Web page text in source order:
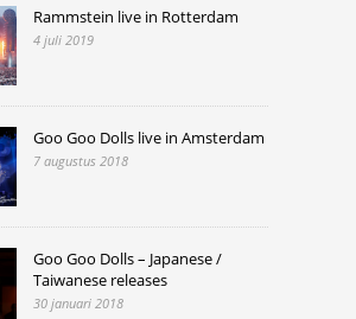
Rammstein live in Rotterdam
4 juli 2019
Goo Goo Dolls live in Amsterdam
7 augustus 2018
Goo Goo Dolls – Japanese /
Taiwanese releases
30 januari 2018